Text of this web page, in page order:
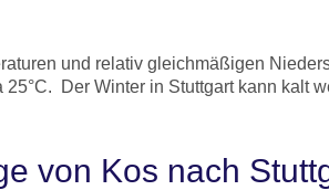
und relativ gleichmäßigen
Der Winter in Stuttgart kann kalt
von Kos nach